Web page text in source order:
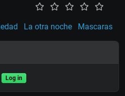
La otra noche Mascaras
Log in